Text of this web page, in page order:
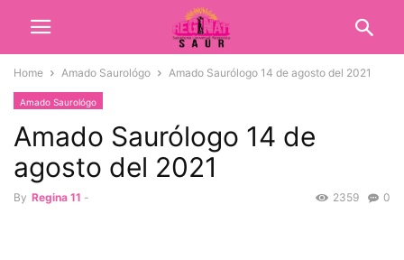
Home Amado Saurológo Amado Saurólogo 14 de agosto del 2021
Amado Saurológo
Amado Saurólogo 14 de
agosto del 2021
By Regina 11 - 0
2359